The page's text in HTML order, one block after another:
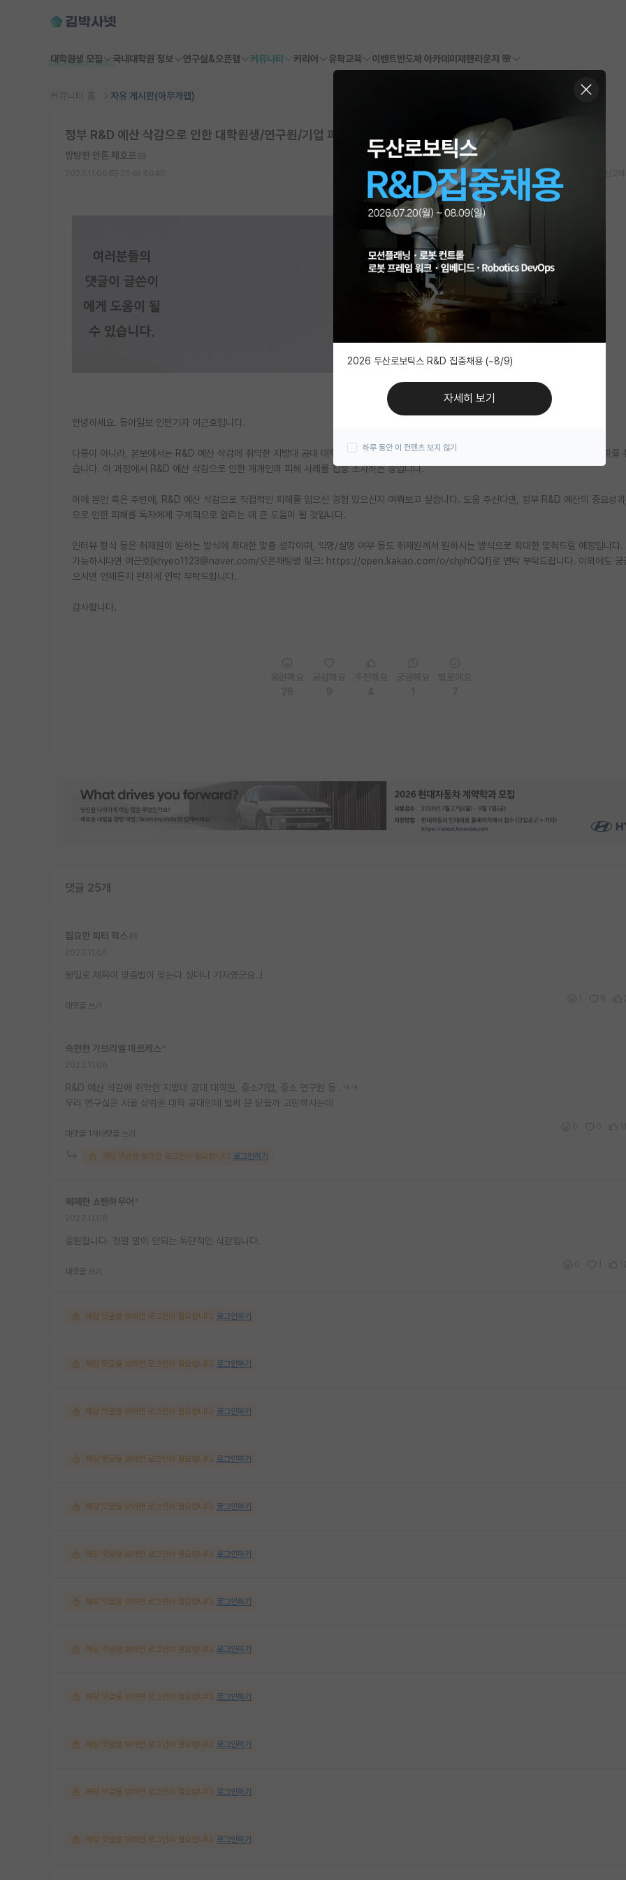
대학원생 모집 국내대학원 정보 연구실&오픈랩 커뮤니티 커리어 유학교육 이벤트반도체 아카데미 재팬라운지 🌸
커뮤니티 홈 자유 게시판(아무개랩)
정부 R&D 예산 삭감으로 인한 대학원생/연구원/기업 피해 사례를 찾습니다.
방탕한 안톤 체호프
안녕하세요. 동아일보 인턴기자 여근호입니다.
다름이 아니라, 본보에서는 R&D 예산 삭감에 취약한 지방대 공대 대학원, 중소기업, 중소 연구원 등을 중심으로, 정부의 R&D 예산 삭감의 여파를
습니다. 이 과정에서 R&D 예산 삭감으로 인한 개개인의 피해 사례를 집중 조사하는 중입니다.
이에 본인 혹은 주변에, R&D 예산 삭감으로 직접적인 피해를 입으신 경험 있으신지 여쭤보고 싶습니다. 도움 주신다면, 정부 R&D 예산의 중요성
으로 인한 피해를 독자에게 구체적으로 알리는 데 큰 도움이 될 것입니다.
인터뷰 형식 등은 취재원이 원하는 방식에 최대한 맞출 생각이며, 익명/실명 여부 등도 취재원께서 원하시는 방식으로 최대한 맞춰드릴 예정입니다.
가능하시다면 여근호(khyeo1123@naver.com/오픈채팅방 링크: https://open.kakao.com/o/shjihOQf)로 연락 부탁드립니다. 이외에도 궁
으시면 언제든지 편하게 연락 부탁드립니다.
감사합니다.
댓글 25개
집요한 피터 힉스
웬일로 제목이 맞춤법이 맞는다 싶더니 기자였군요..!
대댓글 쓰기
속편한 가브리엘 마르케스
R&D 예산 삭감에 취약한 지방대 공대 대학원, 중소기업, 중소 연구원 등 .ㅋㅋ
우리 연구실은 서울 상위권 대학 공대인데 벌써 문 닫을까 고민하시는데
대댓글 1개 대댓글 쓰기
해당 댓글을 보려면 로그인이 필요합니다. 로그인하기
쩨쩨한 쇼펜하우어
응원합니다. 정말 말이 안되는 독단적인 삭감입니다.
대댓글 쓰기
해당 댓글을 보려면 로그인이 필요합니다. 로그인하기
해당 댓글을 보려면 로그인이 필요합니다. 로그인하기
해당 댓글을 보려면 로그인이 필요합니다. 로그인하기
해당 댓글을 보려면 로그인이 필요합니다. 로그인하기
해당 댓글을 보려면 로그인이 필요합니다. 로그인하기
해당 댓글을 보려면 로그인이 필요합니다. 로그인하기
해당 댓글을 보려면 로그인이 필요합니다. 로그인하기
해당 댓글을 보려면 로그인이 필요합니다. 로그인하기
해당 댓글을 보려면 로그인이 필요합니다. 로그인하기
해당 댓글을 보려면 로그인이 필요합니다. 로그인하기
해당 댓글을 보려면 로그인이 필요합니다. 로그인하기
해당 댓글을 보려면 로그인이 필요합니다. 로그인하기
2026 두산로보틱스 R&D 집중채용 (~8/9)
자세히 보기
하루 동안 이 컨텐츠 보지 않기